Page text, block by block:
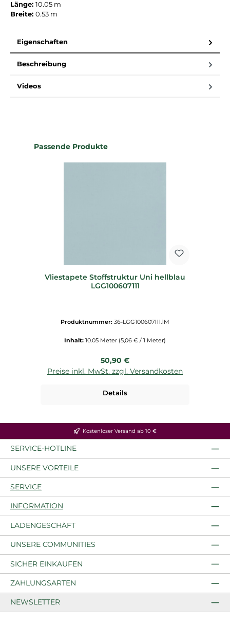
Länge: 10.05 m
Breite: 0.53 m
Eigenschaften
Beschreibung
Videos
Produktgalerie überspringen
Passende Produkte
Vliestapete Stoffstruktur Uni hellblau
LGG100607111
Produktnummer: 36-LGG100607111.1M
Inhalt: 10.05 Meter (5,06 € / 1 Meter)
Regulärer Preis:
50,90 €
Preise inkl. MwSt. zzgl. Versandkosten
Details
Kostenloser Versand ab 10 €
SERVICE-HOTLINE
UNSERE VORTEILE
SERVICE
INFORMATION
LADENGESCHÄFT
UNSERE COMMUNITIES
SICHER EINKAUFEN
ZAHLUNGSARTEN
NEWSLETTER